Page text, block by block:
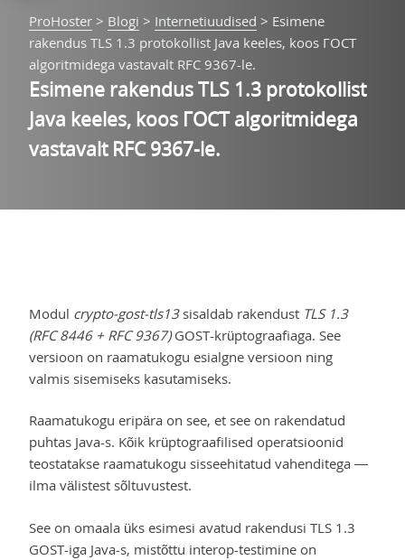
ProHoster > Blogi > Internetiuudised > Esimene
rakendus TLS 1.3 protokollist Java keeles, koos ГОСТ
algoritmidega vastavalt RFC 9367-le.
Esimene rakendus TLS 1.3 protokollist
Java keeles, koos ГОСТ algoritmidega
vastavalt RFC 9367-le.
Modul crypto-gost-tls13sisaldab rakendust TLS 1.3
(RFC 8446 + RFC 9367)GOST-krüptograafiaga. See
versioon on raamatukogu esialgne versioon ning
valmis sisemiseks kasutamiseks.
Raamatukogu eripära on see, et see on rakendatud
puhtas Java-s. Kõik krüptograafilised operatsioonid
teostatakse raamatukogu sisseehitatud vahenditega —
ilma välistest sõltuvustest.
See on omaala üks esimesi avatud rakendusi TLS 1.3
GOST-iga Java-s, mistõttu interop-testimine on